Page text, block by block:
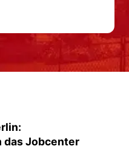
das Jobcenter